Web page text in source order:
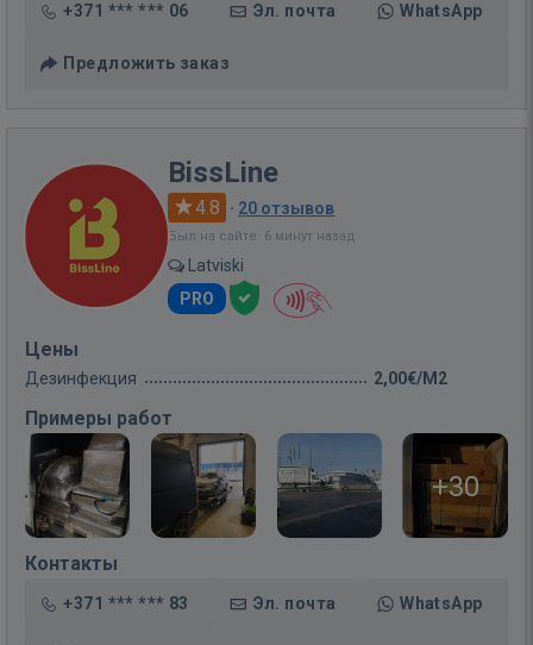
+371 *** *** 06 Эл. почта WhatsApp
Предложить заказ
BissLine
4.8 · 20 отзывов
Был на сайте: 6 минут назад
Latviski
PRO
Цены
Дезинфекция 2,00€/M2
Примеры работ
+30
Контакты
+371 *** *** 83 Эл. почта WhatsApp